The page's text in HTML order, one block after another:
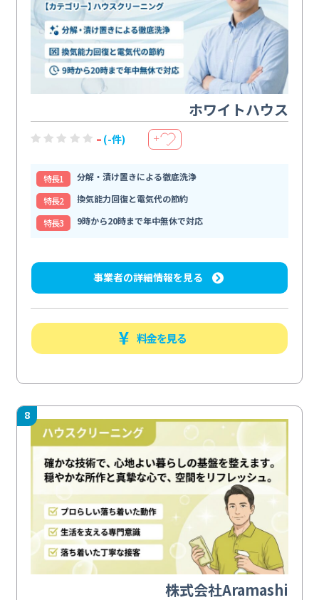
ホワイトハウス
- (-件) ＋
特⻑1
分解・漬け置きによる徹底洗浄
特⻑2
換気能力回復と電気代の節約
特⻑3
9時から20時まで年中無休で対応
事業者の詳細情報を見る
料金を見る
8
株式会社Aramashi